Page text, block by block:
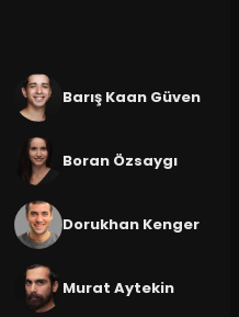
Barış Kaan Güven
Boran Özsaygı
Dorukhan Kenger
Murat Aytekin